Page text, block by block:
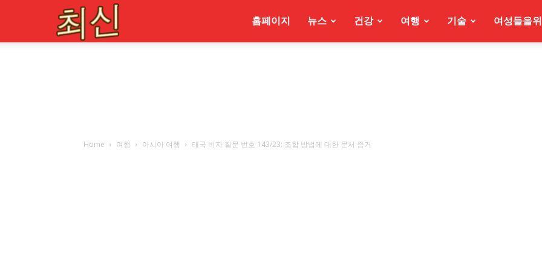
홈페이지 뉴스 건강 여행 기술 여성들을
Home 여행 아시아 여행 태국 비자 질문 번호 143/23: 조합 방법에 대한 문서 증거